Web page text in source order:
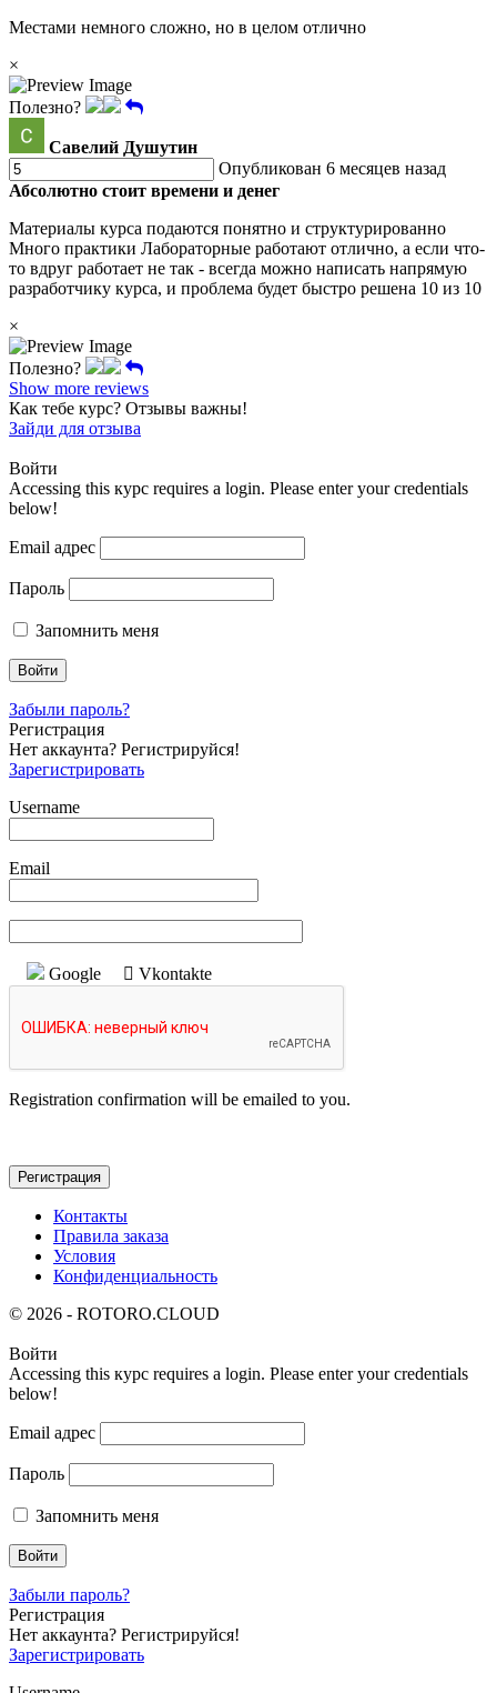
Местами немного сложно, но в целом отлично
×
Полезно?
Савелий Душутин
Опубликован 6 месяцев назад
Абсолютно стоит времени и денег
Материалы курса подаются понятно и структурированно
Много практики Лабораторные работают отлично, а если что-
то вдруг работает не так - всегда можно написать напрямую
разработчику курса, и проблема будет быстро решена 10 из 10
×
Полезно?
Show more reviews
Как тебе курс? Отзывы важны!
Зайди для отзыва
Войти
Accessing this курс requires a login. Please enter your credentials
below!
Email адрес
Пароль
Запомнить меня
Забыли пароль?
Регистрация
Нет аккаунта? Регистрируйся!
Зарегистрировать
Username
Email
Google Vkontakte
Registration confirmation will be emailed to you.
Контакты
Правила заказа
Условия
Конфиденциальность
© 2026 - ROTORO.CLOUD
Войти
Accessing this курс requires a login. Please enter your credentials
below!
Email адрес
Пароль
Запомнить меня
Забыли пароль?
Регистрация
Нет аккаунта? Регистрируйся!
Зарегистрировать